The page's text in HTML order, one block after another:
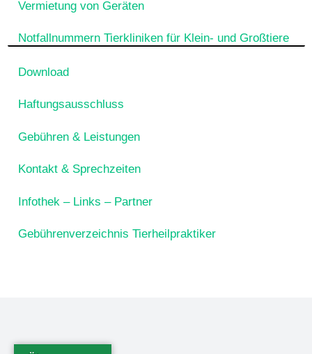
Vermietung von Geräten
Notfallnummern Tierkliniken für Klein- und Großtiere
Download
Haftungsausschluss
Gebühren & Leistungen
Kontakt & Sprechzeiten
Infothek – Links – Partner
Gebührenverzeichnis Tierheilpraktiker